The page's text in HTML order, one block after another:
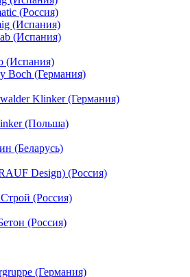
(Россия)
(Испания)
(Испания)
(Испания)
Boch (Германия)
Klinker (Германия)
(Польша)
(Беларусь)
Design) (Россия)
(Россия)
(Россия)
(Германия)